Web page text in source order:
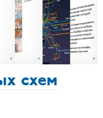
схем